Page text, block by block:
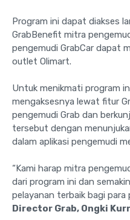
Program ini dapat diakses
GrabBenefit mitra
pengemudi GrabCar dapat
outlet Olimart.
Untuk menikmati program
mengaksesnya lewat fitur
pengemudi Grab dan
tersebut dengan
dalam aplikasi pengemudi
“Kami harap mitra
dari program ini dan
pelayanan terbaik bagi para
Director Grab, Ongki